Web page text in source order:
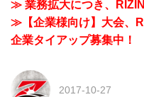
≫ 業務拡大につき、
≫【企業様向け】大会、
企業タイアップ募集中！
2017-10-27